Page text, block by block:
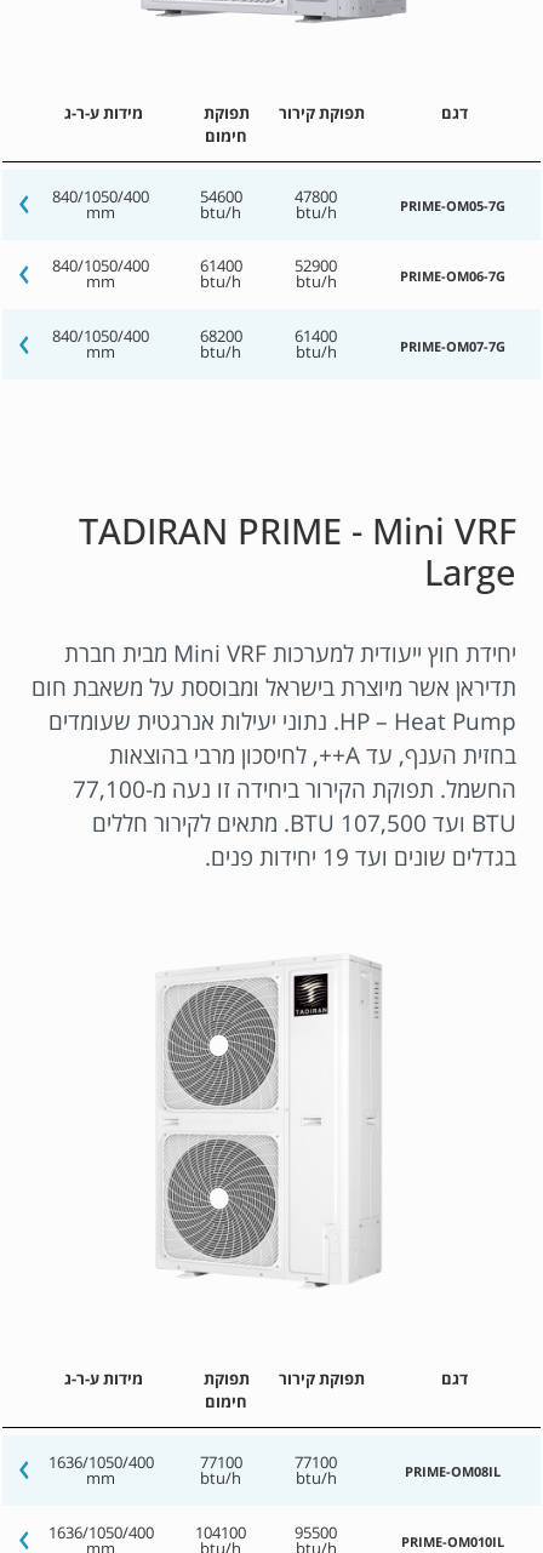
דגם תפוקת קירור
תפוקת
חימום
מידות ע-ר-ג
PRIME-OM05-7G
47800
btu/h
54600
btu/h
840/1050/400
mm
PRIME-OM06-7G
52900
btu/h
61400
btu/h
840/1050/400
mm
PRIME-OM07-7G
61400
btu/h
68200
btu/h
840/1050/400
mm
TADIRAN PRIME - Mini VRF
Large
יחידת חוץ ייעודית למערכות Mini VRF מבית חברת
תדיראן אשר מיוצרת בישראל ומבוססת על משאבת חום
HP – Heat Pump. נתוני יעילות אנרגטית שעומדים
בחזית הענף, עד A++, לחיסכון מרבי בהוצאות
החשמל. תפוקת הקירור ביחידה זו נעה מ-77,100
BTU ועד 107,500 BTU. מתאים לקירור חללים
בגדלים שונים ועד 19 יחידות פנים.
דגם תפוקת קירור
תפוקת
חימום
מידות ע-ר-ג
PRIME-OM08IL
77100
btu/h
77100
btu/h
1636/1050/400
mm
PRIME-OM010IL
95500
btu/h
104100
btu/h
1636/1050/400
mm